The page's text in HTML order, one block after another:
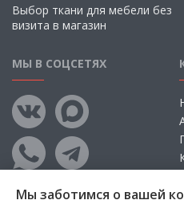
Выбор ткани для мебели без
визита в магазин
МЫ В СОЦСЕТЯХ
Мы заботимся о вашей